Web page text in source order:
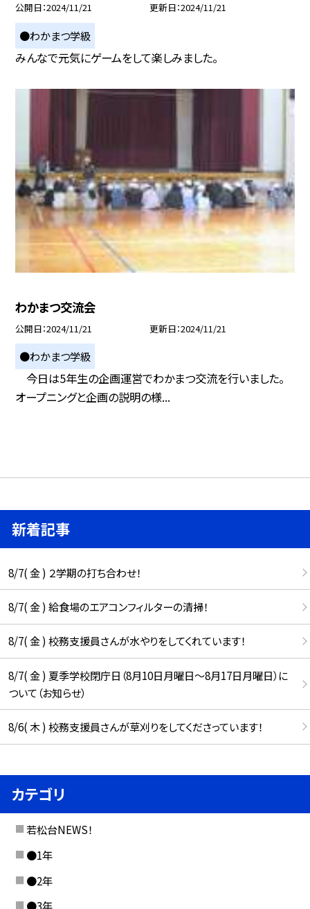
公開日 2024/11/21 更新日 2024/11/21
●わかまつ学級
みんなで元気にゲームをして楽しみました。
わかまつ交流会
公開日 2024/11/21 更新日 2024/11/21
●わかまつ学級
今日は5年生の企画運営でわかまつ交流を行いました。
オープニングと企画の説明の様...
新着記事
8/7( 金 ) ２学期の打ち合わせ！
8/7( 金 ) 給食場のエアコンフィルターの清掃！
8/7( 金 ) 校務支援員さんが水やりをしてくれています！
8/7( 金 ) 夏季学校閉庁日（8月10日月曜日～8月17日月曜日）に
ついて（お知らせ）
8/6( 木 ) 校務支援員さんが草刈りをしてくださっています！
カテゴリ
若松台NEWS！
●1年
●2年
●3年